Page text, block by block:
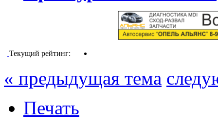
Текущий рейтинг:
« предыдущая тема
Печать